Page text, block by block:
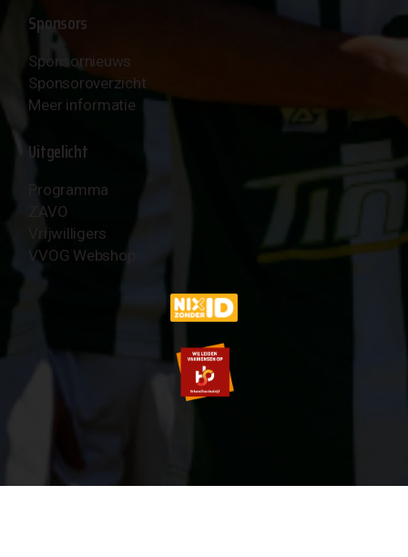
Sponsors
Sponsornieuws
Sponsoroverzicht
Meer informatie
Uitgelicht
Programma
ZAVO
Vrijwilligers
VVOG Webshop